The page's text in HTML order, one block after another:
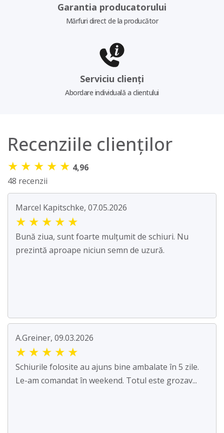
Garantia producatorului
Mărfuri direct de la producător
Serviciu clienți
Abordare individuală a clientului
Recenziile clienților
★ ★ ★ ★ ★ 4,96
48 recenzii
Marcel Kapitschke, 07.05.2026
★ ★ ★ ★ ★
Bună ziua, sunt foarte mulțumit de schiuri. Nu
prezintă aproape niciun semn de uzură.
A.Greiner, 09.03.2026
★ ★ ★ ★ ★
Schiurile folosite au ajuns bine ambalate în 5 zile.
Le-am comandat în weekend. Totul este grozav...